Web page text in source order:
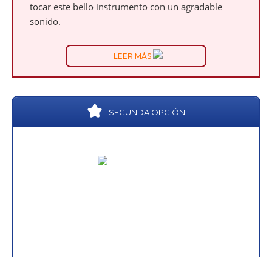
tocar este bello instrumento con un agradable
sonido.
LEER MÁS
SEGUNDA OPCIÓN